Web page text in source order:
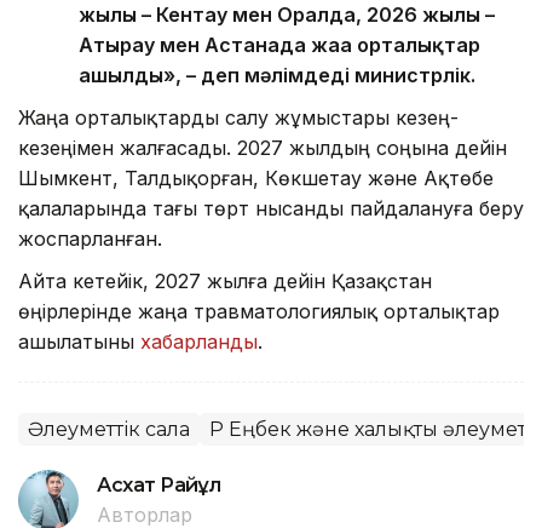
жылы – Кентау мен Оралда, 2026 жылы –
Атырау мен Астанада жаңа орталықтар
ашылды», – деп мәлімдеді министрлік.
Жаңа орталықтарды салу жұмыстары кезең-
кезеңімен жалғасады. 2027 жылдың соңына дейін
Шымкент, Талдықорған, Көкшетау және Ақтөбе
қалаларында тағы төрт нысанды пайдалануға беру
жоспарланған.
Айта кетейік, 2027 жылға дейін Қазақстан
өңірлерінде жаңа травматологиялық орталықтар
ашылатыны хабарланды.
Әлеуметтік сала ҚР Еңбек және халықты
Асхат Райқұл
Авторлар